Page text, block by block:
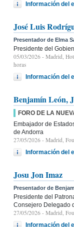
Información del
José Luis
Presentador de Elma
Presidente del
05/03/2026 - Madrid,
horas
Información del
Benjamín León,
FORO DE LA
Embajador de
de Andorra
27/05/2026 - Madrid,
Información del
Josu Jon Imaz
Presentador de
Presidente del
Consejero Delegado
27/05/2026 - Madrid,
Información del